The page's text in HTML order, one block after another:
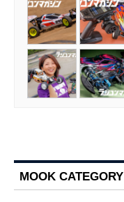
MOOK CATEGORY